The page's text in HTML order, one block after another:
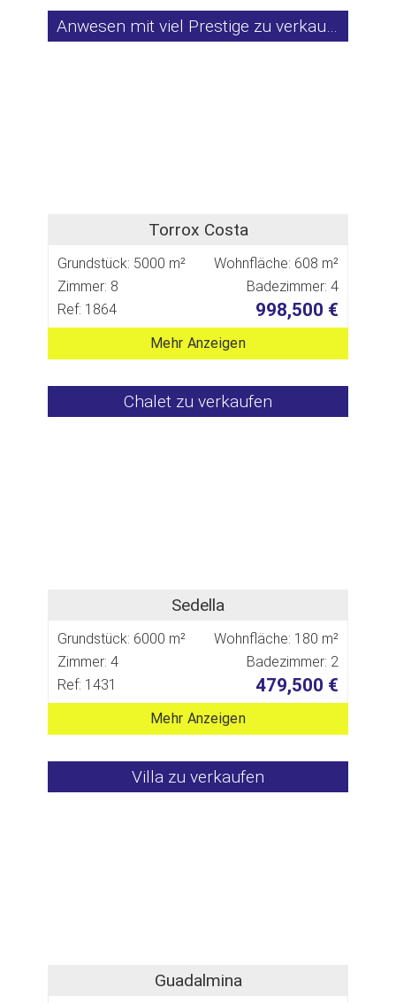
Anwesen mit viel Prestige zu verkaufen
Torrox Costa
Grundstück: 5000 m²
Wohnfläche: 608 m²
Zimmer: 8
Badezimmer: 4
Ref: 1864
998,500 €
Mehr Anzeigen
Chalet zu verkaufen
Sedella
Grundstück: 6000 m²
Wohnfläche: 180 m²
Zimmer: 4
Badezimmer: 2
Ref: 1431
479,500 €
Mehr Anzeigen
Villa zu verkaufen
Guadalmina